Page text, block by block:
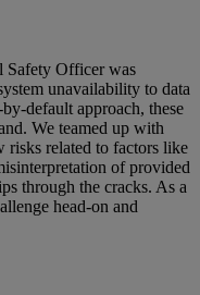
Safety Officer was
unavailability to data
default approach, these
We teamed up with
risks related to factors like
of provided
through the cracks. As a
head-on and